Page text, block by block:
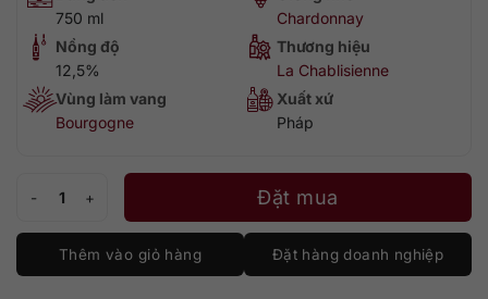
750 ml
Chardonnay
Nồng độ
12,5%
Thương hiệu
La Chablisienne
Vùng làm vang
Bourgogne
Xuất xứ
Pháp
La Chablisienne Bourgogne Chardonnay số lượng
Đặt mua
Thêm vào giỏ hàng Đặt hàng doanh nghiệp